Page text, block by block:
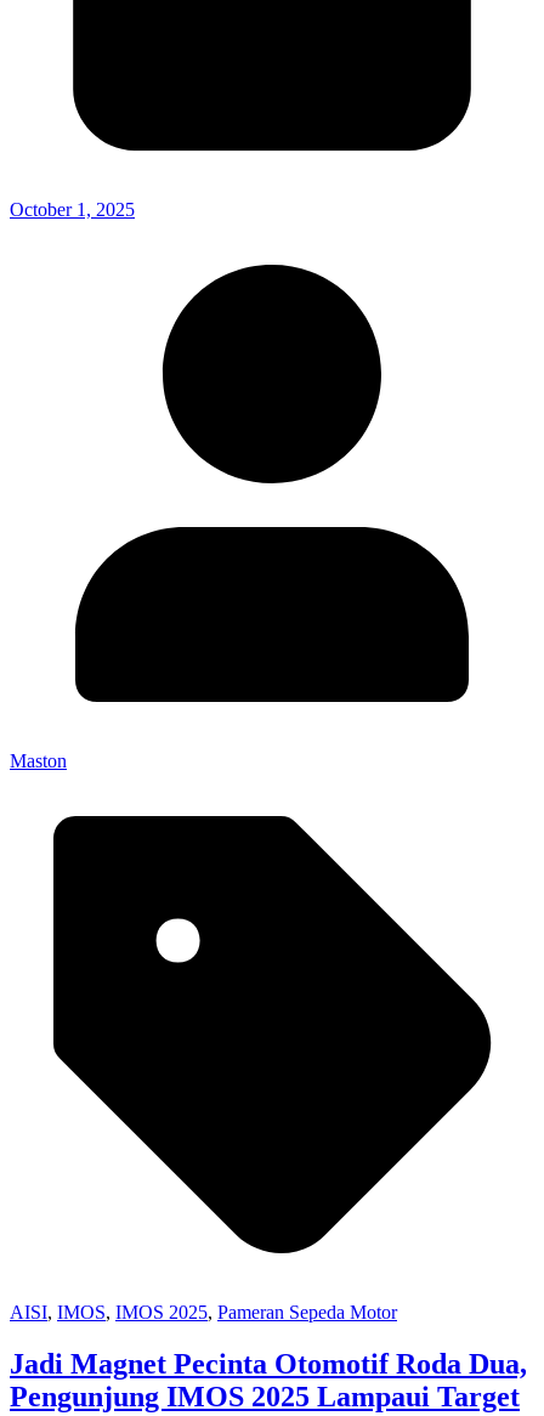
October 1, 2025
Maston
AISI, IMOS, IMOS 2025, Pameran Sepeda Motor
Jadi Magnet Pecinta Otomotif Roda Dua,
Pengunjung IMOS 2025 Lampaui Target